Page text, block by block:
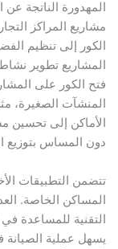
الناتجة عن
المراكز التجارية،
إلى تنظيم الفضاء
تطوير نشاطاتهم
على المشاريع
الصغيرة، مثل
إلى تحسين مستوى
بتوزيع
التطبيقات الأخرى
الخاصة. العديد من
للمساعدة في توصيل
عملية الصيانة في